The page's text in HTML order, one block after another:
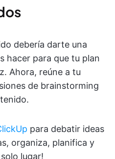
debería darte una
hacer para que tu plan
Ahora, reúne a tu
de brainstorming
para debatir ideas
organiza, planifica y
lugar!